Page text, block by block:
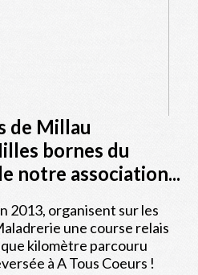
de Millau
bornes du
notre association...
2013, organisent sur les
une course relais
kilomètre parcouru
à A Tous Coeurs !